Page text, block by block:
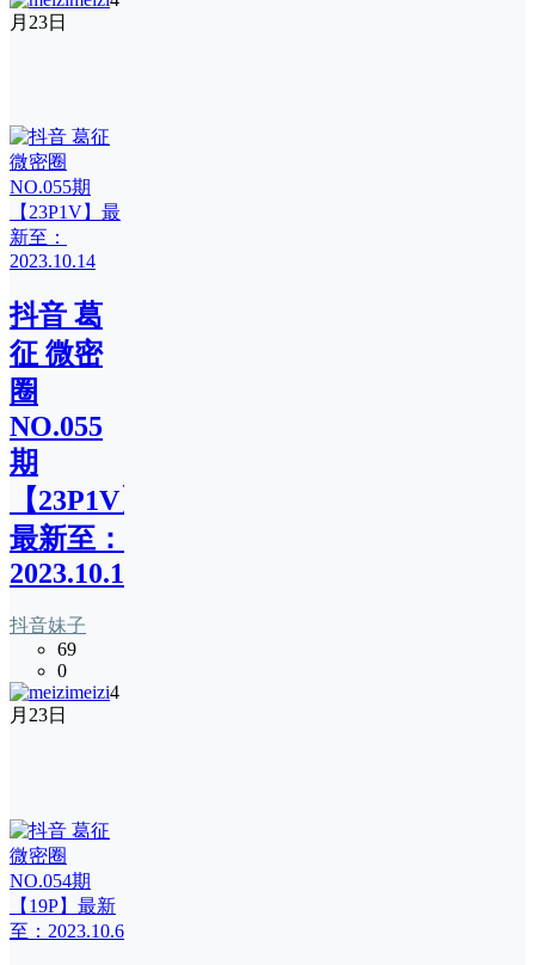
月23日
抖音 葛
征 微密
圈
NO.055
期
【23P1V】
最新至：
2023.10.14
抖音妹子
69
0
meizi4
月23日